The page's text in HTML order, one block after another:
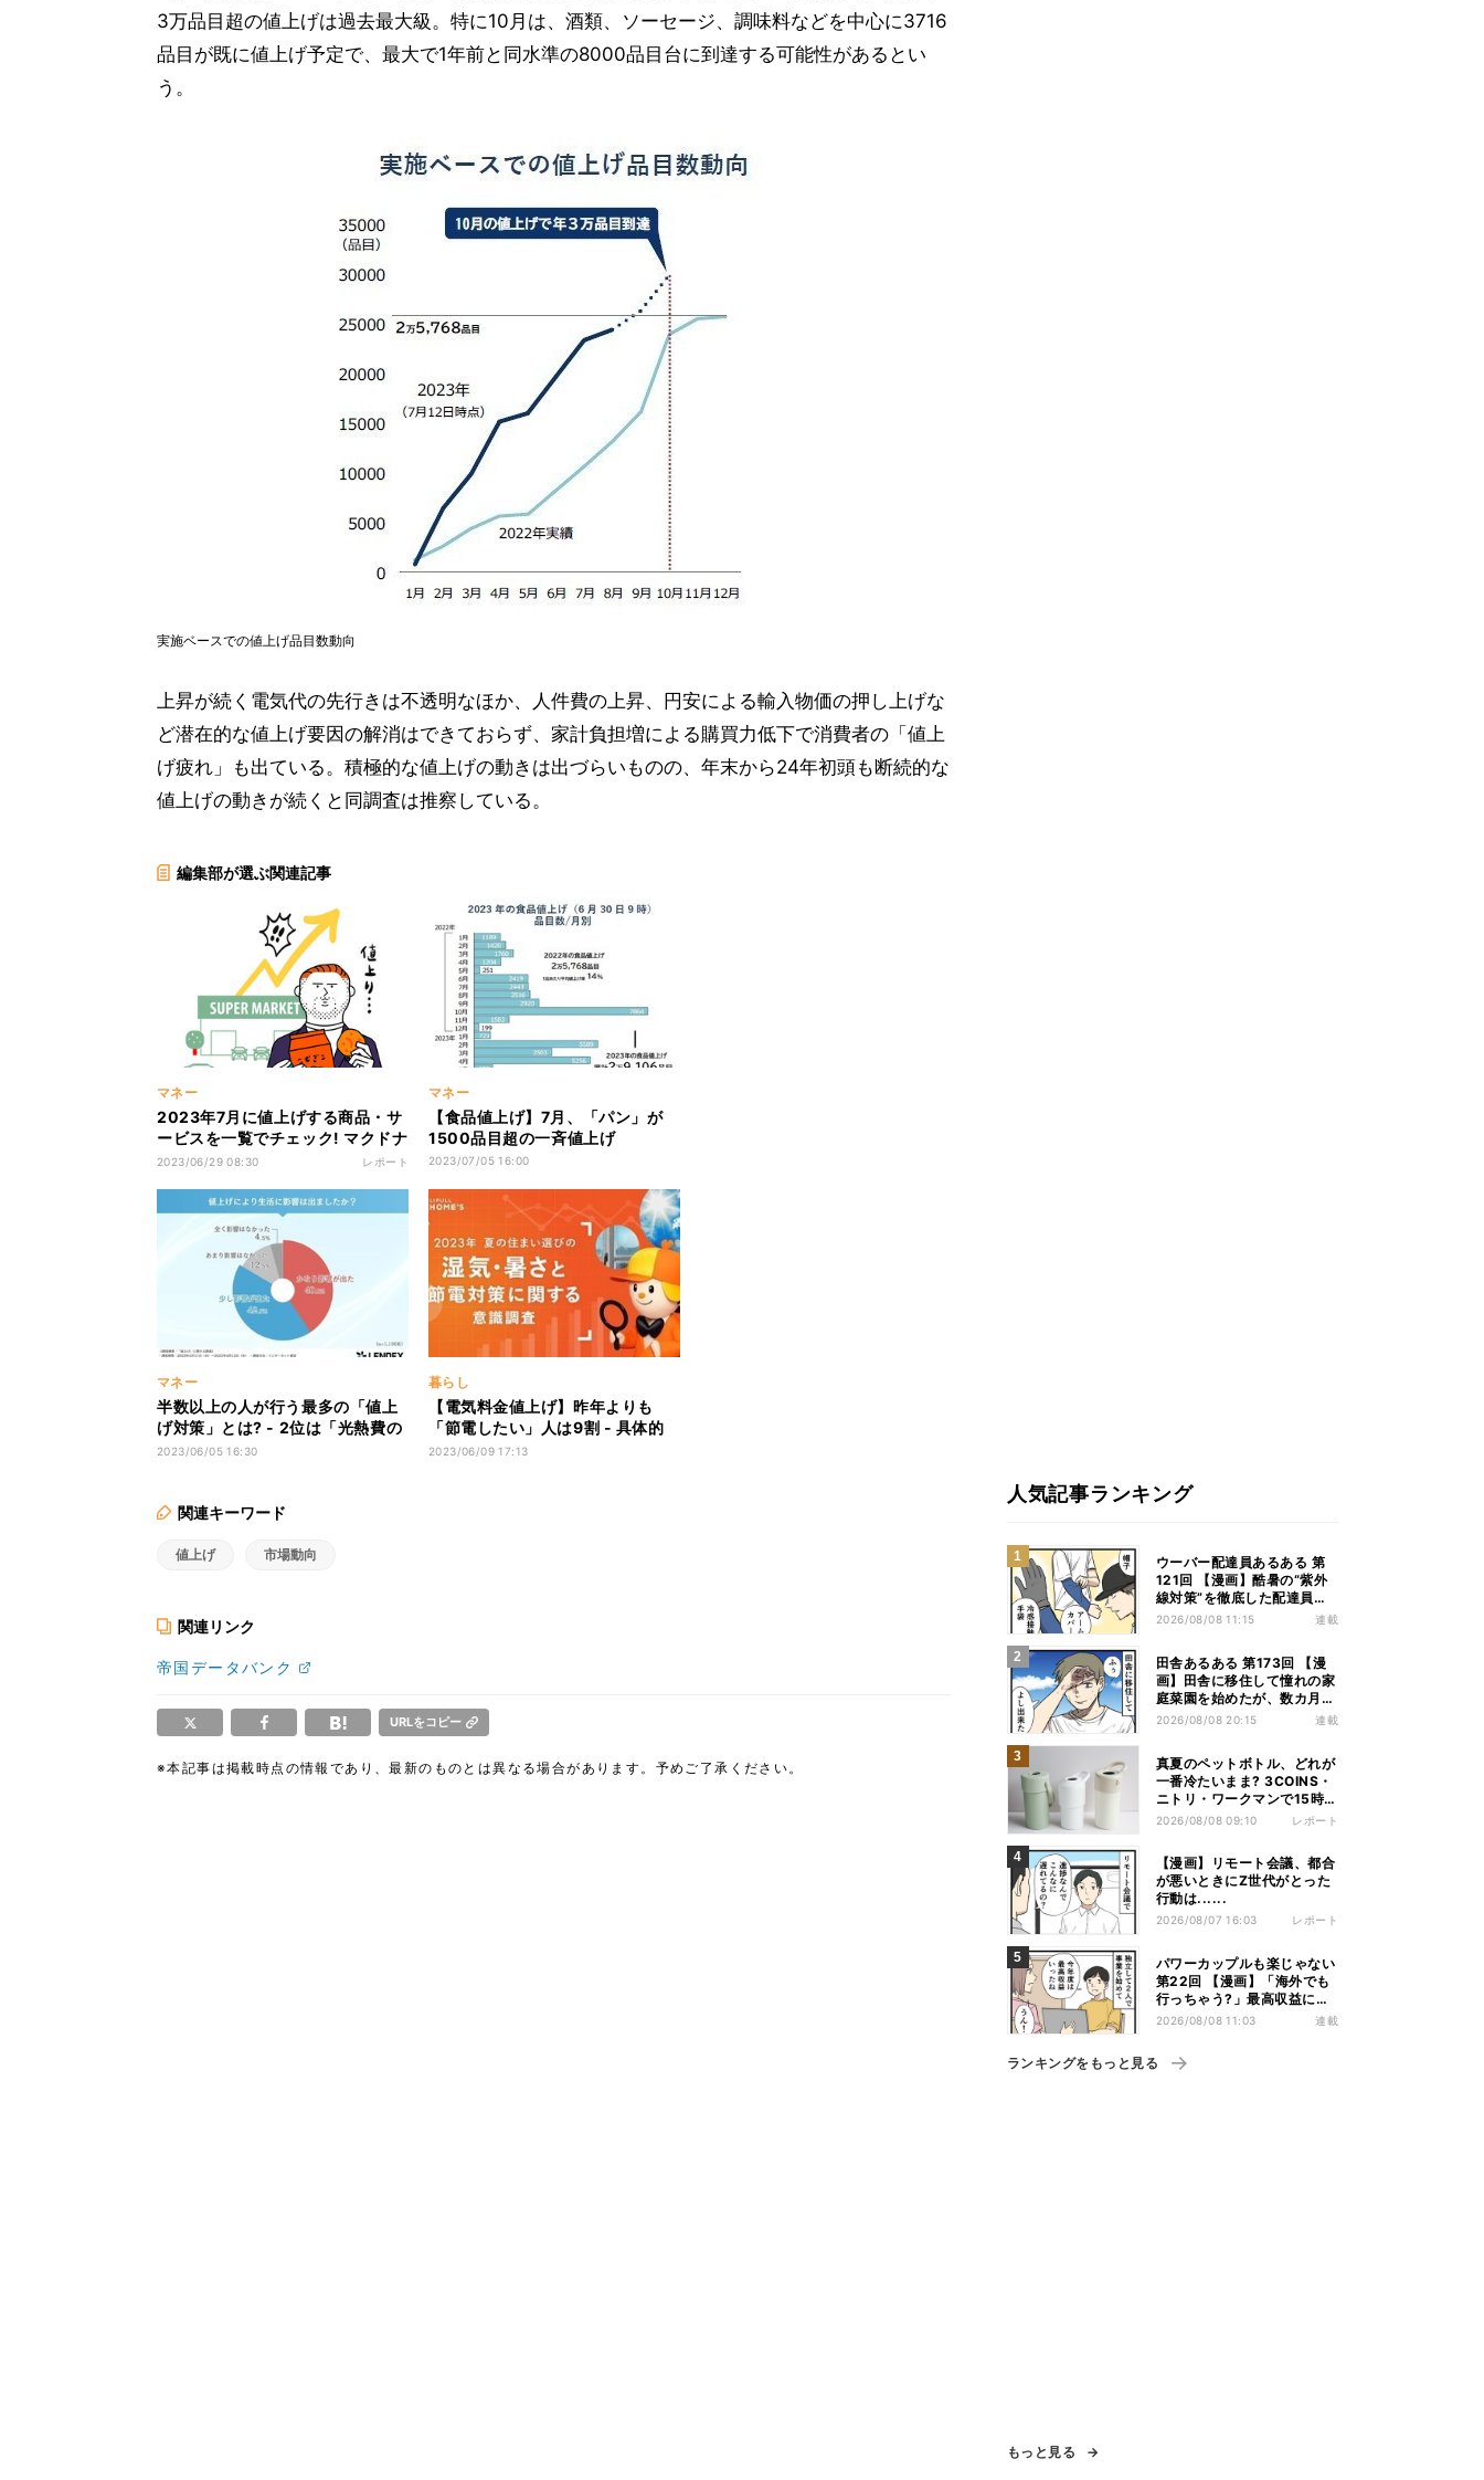
3万品目超の値上げは過去最大級。特に10月は、酒類、ソーセージ、調味料などを中心に3716
品目が既に値上げ予定で、最大で1年前と同水準の8000品目台に到達する可能性があるとい
う。
実施ベースでの値上げ品目数動向
上昇が続く電気代の先行きは不透明なほか、人件費の上昇、円安による輸入物価の押し上げな
ど潜在的な値上げ要因の解消はできておらず、家計負担増による購買力低下で消費者の「値上
げ疲れ」も出ている。積極的な値上げの動きは出づらいものの、年末から24年初頭も断続的な
値上げの動きが続くと同調査は推察している。
編集部が選ぶ関連記事
マネー
2023年7月に値上げする商品・サ
ービスを一覧でチェック! マクドナ
ルドなど幅広く値上げ
2023/06/29 08:30 レポート
マネー
【食品値上げ】7月、「パン」が
1500品目超の一斉値上げ
2023/07/05 16:00
マネー
半数以上の人が行う最多の「値上
げ対策」とは? - 2位は「光熱費の
見直し」
2023/06/05 16:30
暮らし
【電気料金値上げ】昨年よりも
「節電したい」人は9割 - 具体的
な方法は?
2023/06/09 17:13
関連キーワード
値上げ 市場動向
関連リンク
帝国データバンク
URLをコピー
※本記事は掲載時点の情報であり、最新のものとは異なる場合があります。予めご了承ください。
人気記事ランキング
ウーバー配達員あるある 第
121回 【漫画】酷暑の“紫外
線対策”を徹底した配達員
が、数カ月後に絶句した理由
2026/08/08 11:15 連載
田舎あるある 第173回 【漫
画】田舎に移住して憧れの家
庭菜園を始めたが、数カ月後
の光景に絶句
2026/08/08 20:15 連載
真夏のペットボトル、どれが
一番冷たいまま? 3COINS・
ニトリ・ワークマンで15時間
検証してみた
2026/08/08 09:10 レポート
【漫画】リモート会議、都合
が悪いときにZ世代がとった
行動は......
2026/08/07 16:03 レポート
パワーカップルも楽じゃない
第22回 【漫画】「海外でも
行っちゃう?」最高収益に喜
ぶ夫婦、直後に届いた“通知
2026/08/08 11:03 連載
ランキングをもっと見る
もっと見る